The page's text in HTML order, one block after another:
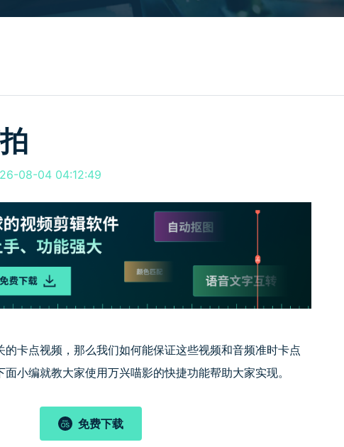
免费下载
08-04 04:12:49
卡点视频，那么我们如何能保证这些视频和音频准时卡点
小编就教大家使用万兴喵影的快捷功能帮助大家实现。
免费下载